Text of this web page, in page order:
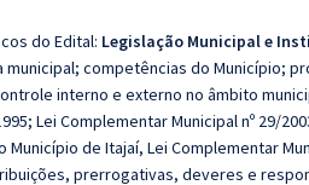
do Edital: Legislação Municipal e
competências do Município;
interno e externo no âmbito
Lei Complementar Municipal nº 29/
de Itajaí, Lei Complementar
prerrogativas, deveres e